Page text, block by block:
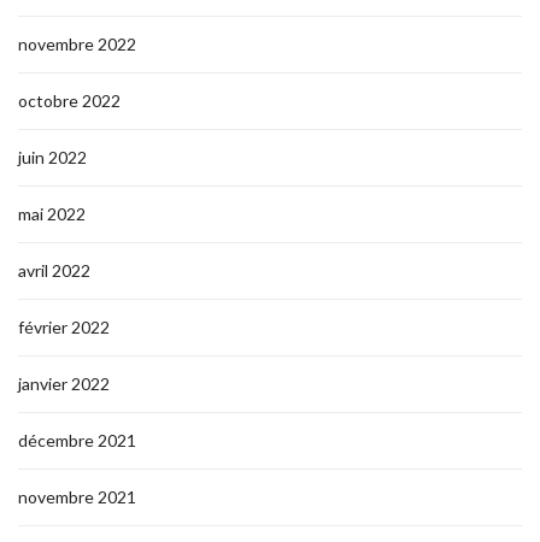
novembre 2022
octobre 2022
juin 2022
mai 2022
avril 2022
février 2022
janvier 2022
décembre 2021
novembre 2021